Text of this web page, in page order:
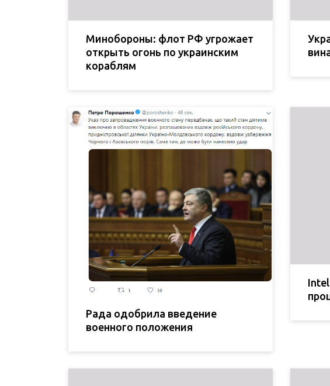
Минобороны: флот РФ угрожает
открыть огонь по украинским
кораблям
Рада одобрила введение
военного положения